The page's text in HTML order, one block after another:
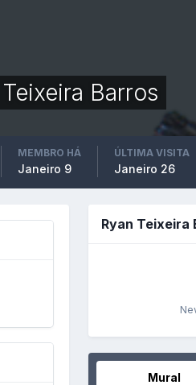
Barros
MEMBRO HÁ
Janeiro 9
ÚLTIMA VISITA
Janeiro 26
Ryan
Mural